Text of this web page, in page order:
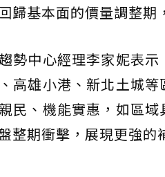
歸基本面的價量調整期
勢中心經理李家妮表
高雄小港、新北土城
民、機能實惠，如區
整期衝擊，展現更強的